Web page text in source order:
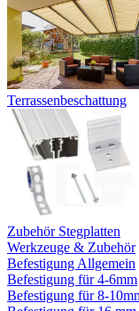
Terrassenbeschattung
Zubehör Stegplatten
Werkzeuge & Zubehör
Befestigung Allgemein
Befestigung für 4-6mm
Befestigung für 8-